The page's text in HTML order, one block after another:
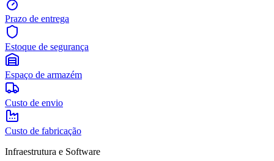
Prazo de entrega
Estoque de segurança
Espaço de armazém
Custo de envio
Custo de fabricação
Infraestrutura e Software